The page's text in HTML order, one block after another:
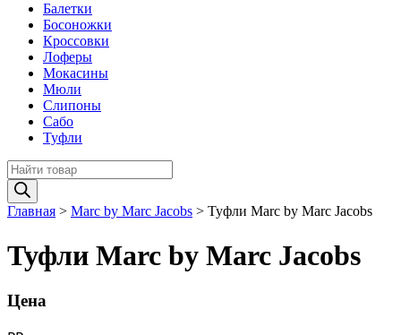
Балетки
Босоножки
Кроссовки
Лоферы
Мокасины
Мюли
Слипоны
Сабо
Туфли
Поиск
товаров
Главная > Marc by Marc Jacobs > Туфли Marc by Marc Jacobs
Туфли Marc by Marc Jacobs
Цена